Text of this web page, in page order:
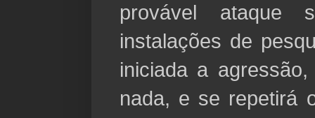
provável ataque
instalações de
iniciada a
nada, e se repetirá